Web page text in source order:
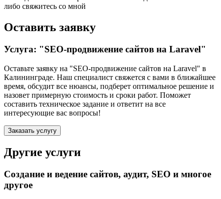
либо свяжитесь со мной
Оставить заявку
Услуга: "SEO-продвижение сайтов на Laravel"
Оставьте заявку на "SEO-продвижение сайтов на Laravel" в
Калининграде. Наш специалист свяжется с вами в ближайшее
время, обсудит все нюансы, подберет оптимальное решение и
назовет примерную стоимость и сроки работ. Поможет
составить техническое задание и ответит на все
интересующие вас вопросы!
Заказать услугу
Другие услуги
Создание и ведение сайтов, аудит, SEO и многое
другое